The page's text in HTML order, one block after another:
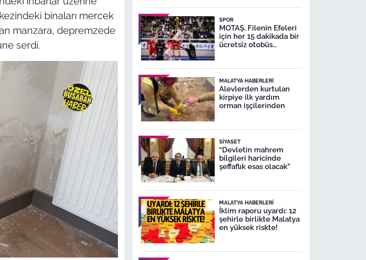
binaları mercek
manzara, depremzede
serdi.
SPOR
MOTAŞ, Filenin Efeleri
için her 15 dakikada bir
ücretsiz otobüs
MALATYA HABERLERI
Alevlerden kurtulan
kirpiye ilk yardım
orman işçilerinden
SIYASET
“Devletin mahrem
bilgileri haricinde
şeffaflık esas olacak”
MALATYA HABERLERI
İklim raporu uyardı: 12
şehirle birlikte Malatya
en yüksek riskte!